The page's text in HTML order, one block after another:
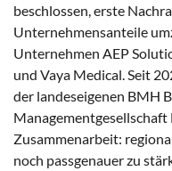
beschlossen, erste
Unternehmensanteile
Unternehmen AEP
und Vaya Medical. Seit
der landeseigenen BMH
Managementgesellschaft
Zusammenarbeit:
noch passgenauer zu